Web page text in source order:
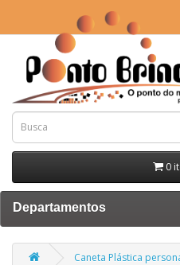
0
Departamentos
Caneta Plástica